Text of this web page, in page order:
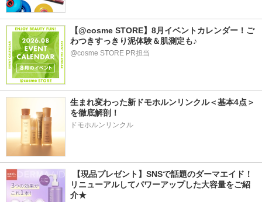
【@cosme STORE】8月イベントカレンダー！ご
わつきすっきり泥体験＆肌測定も♪
@cosme STORE PR担当
生まれ変わった新ドモホルンリンクル＜基本4点＞
を徹底解剖！
ドモホルンリンクル
【現品プレゼント】SNSで話題のダーマエイド！
リニューアルしてパワーアップした大容量をご紹
介★